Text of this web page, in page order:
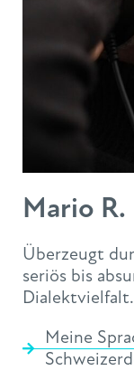
Mario R.
Überzeugt
seriös bis
Dialektvielfalt.
Meine